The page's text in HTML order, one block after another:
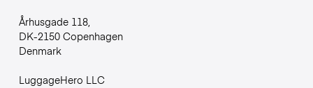
Århusgade 118,
DK-2150 Copenhagen
Denmark
LuggageHero LLC